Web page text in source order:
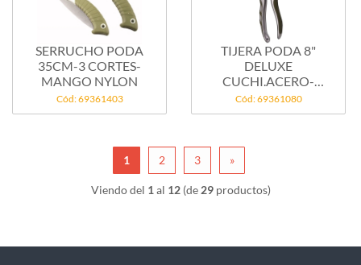
SERRUCHO PODA
35CM-3 CORTES-
MANGO NYLON
Cód: 69361403
TIJERA PODA 8"
DELUXE
CUCHI.ACERO-
MANGO ALUM YTPR
Cód: 69361080
1 2 3 »
Viendo del 1 al 12(de 29productos)